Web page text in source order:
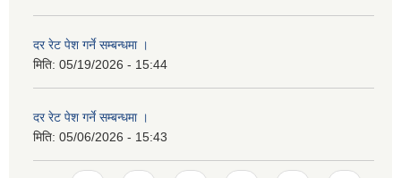
दर रेट पेश गर्ने सम्बन्धमा ।
मिति: 05/19/2026 - 15:44
दर रेट पेश गर्ने सम्बन्धमा ।
मिति: 05/06/2026 - 15:43